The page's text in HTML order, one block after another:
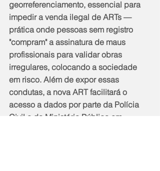
georreferenciamento, essencial para
impedir a venda ilegal de ARTs —
prática onde pessoas sem registro
"compram" a assinatura de maus
profissionais para validar obras
irregulares, colocando a sociedade
em risco. Além de expor essas
condutas, a nova ART facilitará o
acesso a dados por parte da Polícia
Civil e do Ministério Público em